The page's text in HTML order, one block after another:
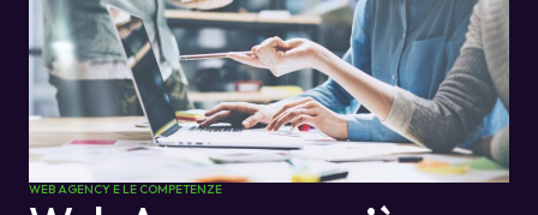
WEB AGENCY E LE COMPETENZE